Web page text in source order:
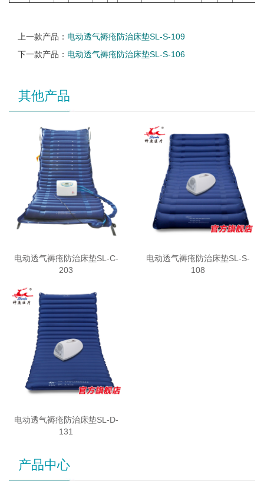
上一款产品： 电动透气褥疮防治床垫SL-S-109
下一款产品： 电动透气褥疮防治床垫SL-S-106
其他产品
电动透气褥疮防治床垫SL-C-
203
电动透气褥疮防治床垫SL-S-
108
电动透气褥疮防治床垫SL-D-
131
产品中心